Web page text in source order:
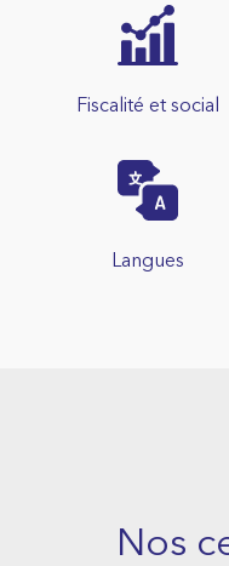
Fiscalité et social
Langues
Nos